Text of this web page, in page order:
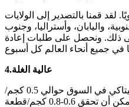
فطر سنويًا. لقد قمنا بالتصدير إلى الولايات
واليابان، وأستراليا، وجنوب
إلى ذلك. ونحصل على طلبات إعادة
4.عالية الغلة
يبلغ إنتاج النوع الشائع من فطر شيتاكي في السوق حوالي 0.5 كجم/